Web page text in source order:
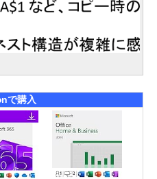
で購入